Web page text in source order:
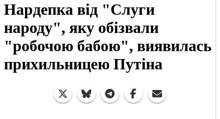
Нардепка від "Слуги
народу", яку обізвали
"робочою бабою", виявилась
прихильницею Путіна